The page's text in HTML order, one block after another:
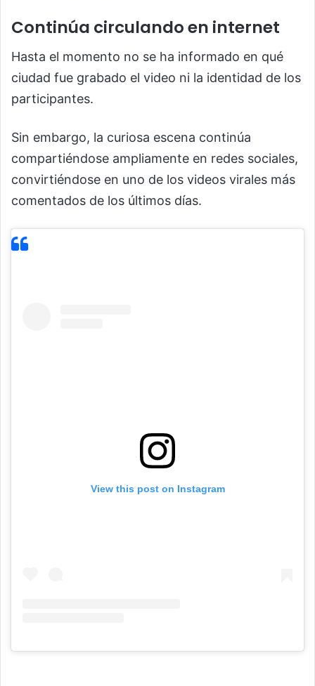
Continúa circulando en internet
Hasta el momento no se ha informado en qué
ciudad fue grabado el video ni la identidad de los
participantes.
Sin embargo, la curiosa escena continúa
compartiéndose ampliamente en redes sociales,
convirtiéndose en uno de los videos virales más
comentados de los últimos días.
View this post on Instagram